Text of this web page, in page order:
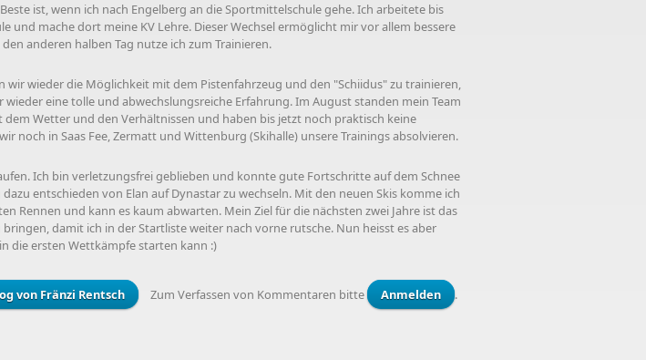
ist, wenn ich nach Engelberg an die Sportmittelschule gehe. Ich arbeitete bis
und mache dort meine KV Lehre. Dieser Wechsel ermöglicht mir vor allem bessere
anderen halben Tag nutze ich zum Trainieren.
wieder die Möglichkeit mit dem Pistenfahrzeug und den "Schiidus" zu trainieren,
eine tolle und abwechslungsreiche Erfahrung. Im August standen mein Team
Wetter und den Verhältnissen und haben bis jetzt noch praktisch keine
noch in Saas Fee, Zermatt und Wittenburg (Skihalle) unsere Trainings absolvieren.
Ich bin verletzungsfrei geblieben und konnte gute Fortschritte auf dem Schnee
entschieden von Elan auf Dynastar zu wechseln. Mit den neuen Skis komme ich
Rennen und kann es kaum abwarten. Mein Ziel für die nächsten zwei Jahre ist das
damit ich in der Startliste weiter nach vorne rutsche. Nun heisst es aber
die ersten Wettkämpfe starten kann :)
von Fränzi Rentsch Zum Verfassen von Kommentaren bitte Anmelden .